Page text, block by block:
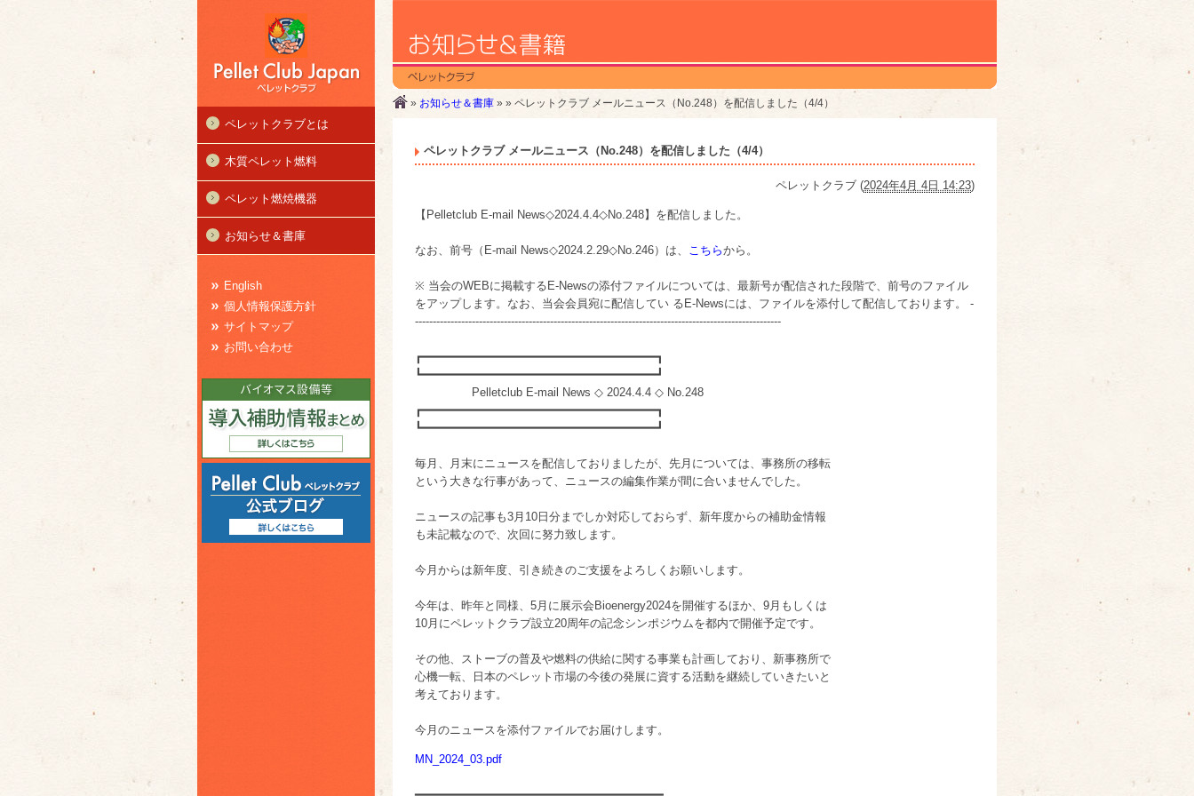
» お知らせ＆書庫 » » ペレットクラブ メールニュース（No.248）を配信しました（4/4）
ペレットクラブ メールニュース（No.248）を配信しました（4/4）
ペレットクラブ (2024年4月 4日 14:23)
【Pelletclub E-mail News◇2024.4.4◇No.248】を配信しました。
なお、前号（E-mail News◇2024.2.29◇No.246）は、 こちらから。
※ 当会のWEBに掲載するE-Newsの添付ファイルについては、最新号が配信された段階で、前号のファイル
をアップします。なお、当会会員宛に配信してい るE-Newsには、ファイルを添付して配信しております。 -
-------------------------------------------------------------------------------------------------------
┏━━━━━━━━━━━━━━━━━━━━━━━━━━━━━━━━━┓
┗━━━━━━━━━━━━━━━━━━━━━━━━━━━━━━━━━┛
Pelletclub E-mail News ◇ 2024.4.4 ◇ No.248
┏━━━━━━━━━━━━━━━━━━━━━━━━━━━━━━━━━┓
┗━━━━━━━━━━━━━━━━━━━━━━━━━━━━━━━━━┛
毎月、月末にニュースを配信しておりましたが、先月については、事務所の移転
という大きな行事があって、ニュースの編集作業が間に合いませんでした。
ニュースの記事も3月10日分までしか対応しておらず、新年度からの補助金情報
も未記載なので、次回に努力致します。
今月からは新年度、引き続きのご支援をよろしくお願いします。
今年は、昨年と同様、5月に展示会Bioenergy2024を開催するほか、9月もしくは
10月にペレットクラブ設立20周年の記念シンポジウムを都内で開催予定です。
その他、ストーブの普及や燃料の供給に関する事業も計画しており、新事務所で
心機一転、日本のペレット市場の今後の発展に資する活動を継続していきたいと
考えております。
今月のニュースを添付ファイルでお届けします。
MN_2024_03.pdf
ペレットクラブとは
木質ペレット燃料
ペレット燃焼機器
お知らせ＆書庫
English
個人情報保護方針
サイトマップ
お問い合わせ